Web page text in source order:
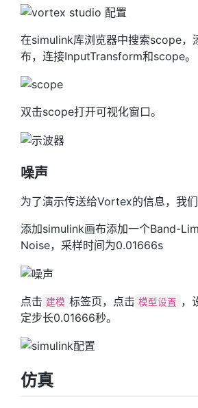
在simulink库浏览器中搜索scope，
布，连接InputTransform和scope。
双击scope打开可视化窗口。
噪声
为了演示传送给Vortex的信息，我们
添加simulink画布添加一个Band-
Noise，采样时间为0.01666s
点击 建模 标签页，点击 模型设置 ，
定步长0.01666秒。
仿真